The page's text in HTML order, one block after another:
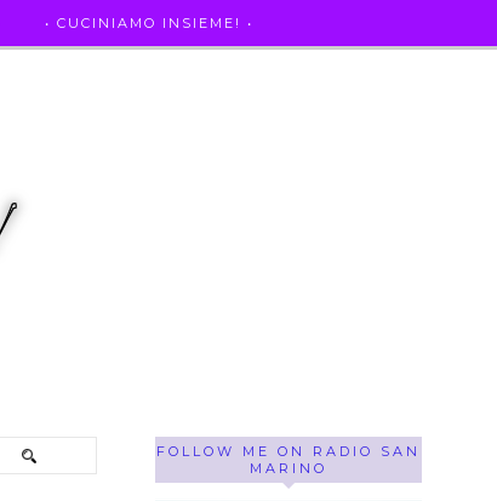
• CUCINIAMO INSIEME! •
FOLLOW ME ON RADIO SAN
MARINO